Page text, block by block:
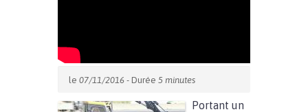
le 07/11/2016 - Durée 5 minutes
Portant un